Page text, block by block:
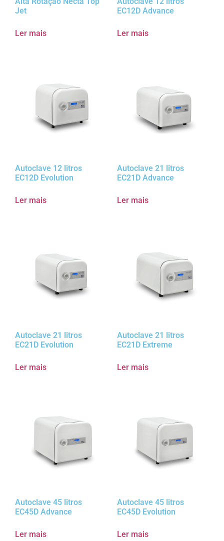
Jet
Ler mais
EC12D Advance
Ler mais
Autoclave 12 litros
EC12D Evolution
Ler mais
Autoclave 21 litros
EC21D Advance
Ler mais
Autoclave 21 litros
EC21D Evolution
Ler mais
Autoclave 21 litros
EC21D Extreme
Ler mais
Autoclave 45 litros
EC45D Advance
Ler mais
Autoclave 45 litros
EC45D Evolution
Ler mais